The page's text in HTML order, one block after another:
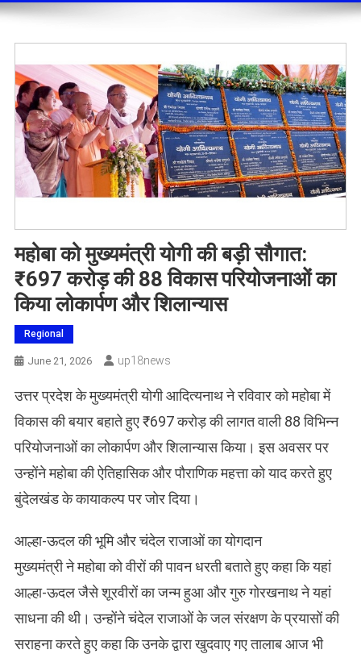
महोबा को मुख्यमंत्री योगी की बड़ी सौगात:
₹697 करोड़ की 88 विकास परियोजनाओं का
किया लोकार्पण और शिलान्यास
Regional
June 21, 2026 Up18news
उत्तर प्रदेश के मुख्यमंत्री योगी आदित्यनाथ ने रविवार को महोबा में
विकास की बयार बहाते हुए ₹697 करोड़ की लागत वाली 88 विभिन्न
परियोजनाओं का लोकार्पण और शिलान्यास किया। इस अवसर पर
उन्होंने महोबा की ऐतिहासिक और पौराणिक महत्ता को याद करते हुए
बुंदेलखंड के कायाकल्प पर जोर दिया।
आल्हा-ऊदल की भूमि और चंदेल राजाओं का योगदान
​मुख्यमंत्री ने महोबा को वीरों की पावन धरती बताते हुए कहा कि यहां
आल्हा-ऊदल जैसे शूरवीरों का जन्म हुआ और गुरु गोरखनाथ ने यहां
साधना की थी। उन्होंने चंदेल राजाओं के जल संरक्षण के प्रयासों की
सराहना करते हुए कहा कि उनके द्वारा खुदवाए गए तालाब आज भी